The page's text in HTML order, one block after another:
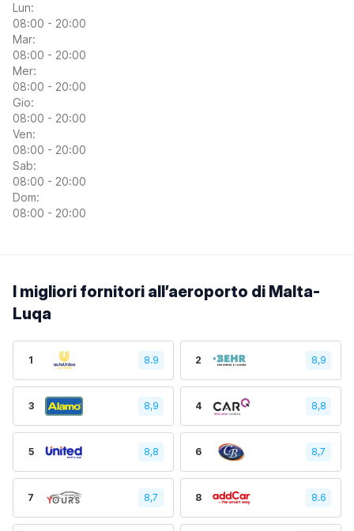
Lun:
08:00 - 20:00
Mar:
08:00 - 20:00
Mer:
08:00 - 20:00
Gio:
08:00 - 20:00
Ven:
08:00 - 20:00
Sab:
08:00 - 20:00
Dom:
08:00 - 20:00
I migliori fornitori all’aeroporto di Malta-
Luqa
1 8.9 2 8,9
3 8,9 4 8,8
5 8,8 6 8,7
7 8,7 8 8.6